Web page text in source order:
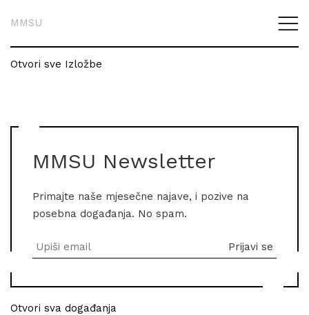
MMSU
Otvori sve Izložbe
MMSU Newsletter
Primajte naše mjesečne najave, i pozive na
posebna događanja. No spam.
Otvori sva događanja